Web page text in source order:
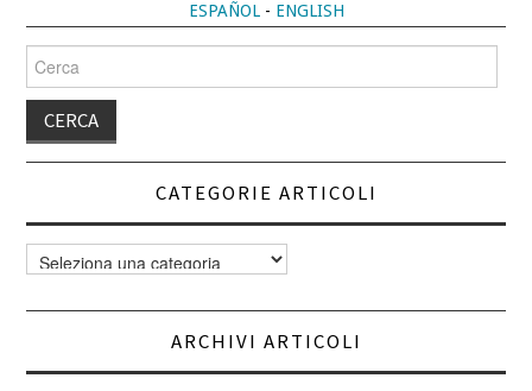
ESPAÑOL- ENGLISH
Cerca
per:
CATEGORIE ARTICOLI
Categorie
articoli
ARCHIVI ARTICOLI